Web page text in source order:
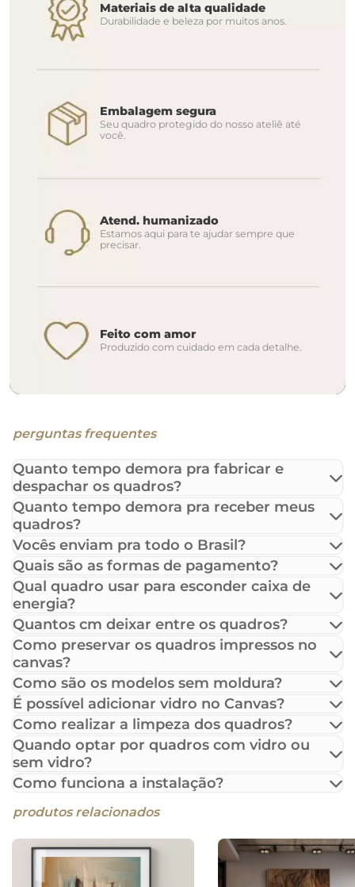
Materiais de alta qualidade
Durabilidade e beleza por muitos anos.
Embalagem segura
Seu quadro protegido do nosso ateliê até
você.
Atend. humanizado
Estamos aqui para te ajudar sempre que
precisar.
Feito com amor
Produzido com cuidado em cada detalhe.
perguntas frequentes
Quanto tempo demora pra fabricar e
despachar os quadros?
Quanto tempo demora pra receber meus
quadros?
Vocês enviam pra todo o Brasil?
Quais são as formas de pagamento?
Qual quadro usar para esconder caixa de
energia?
Quantos cm deixar entre os quadros?
Como preservar os quadros impressos no
canvas?
Como são os modelos sem moldura?
É possível adicionar vidro no Canvas?
Como realizar a limpeza dos quadros?
Quando optar por quadros com vidro ou
sem vidro?
Como funciona a instalação?
produtos relacionados